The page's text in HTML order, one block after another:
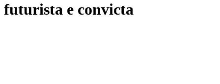
futurista e convicta